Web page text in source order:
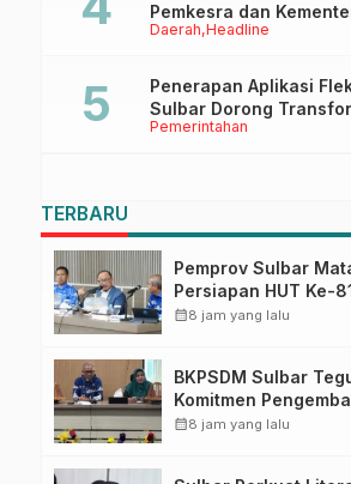
Daerah Headline
Pemkesra dan
Sulbar Tinjau Lokasi
Pemerintahan
Penerapan Aplikasi
Sulbar Dorong
Sistem Kehadiran ASN
TERBARU
Pemprov Sulbar
Persiapan HUT Ke-
Upacara di
calendar_month8 jam yang lalu
BKPSDM Sulbar
Komitmen
Kompetensi ASN
calendar_month8 jam yang lalu